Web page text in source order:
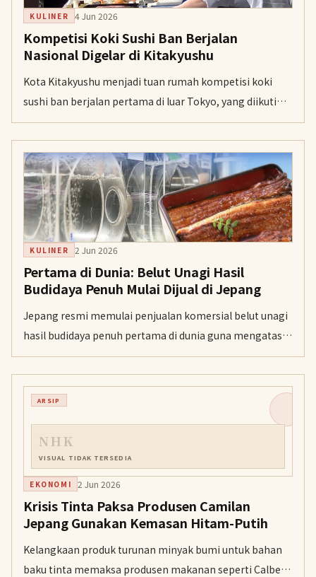
KULINER 4 Jun 2026
Kompetisi Koki Sushi Ban Berjalan
Nasional Digelar di Kitakyushu
Kota Kitakyushu menjadi tuan rumah kompetisi koki
sushi ban berjalan pertama di luar Tokyo, yang diikuti
oleh belasan koki berbakat termasuk peserta dari
Indonesia.
KULINER 2 Jun 2026
Pertama di Dunia: Belut Unagi Hasil
Budidaya Penuh Mulai Dijual di Jepang
Jepang resmi memulai penjualan komersial belut unagi
hasil budidaya penuh pertama di dunia guna mengatasi
kelangkaan stok di alam liar. Meski saat ini dihargai 5.000
yen per potong, inovasi ini diharapkan mampu menjaga
keberlanjutan hidangan legendaris tersebut dengan
ARSIP
NHK
VISUAL TIDAK TERSEDIA
EKONOMI 2 Jun 2026
Krisis Tinta Paksa Produsen Camilan
Jepang Gunakan Kemasan Hitam-Putih
Kelangkaan produk turunan minyak bumi untuk bahan
baku tinta memaksa produsen makanan seperti Calbee